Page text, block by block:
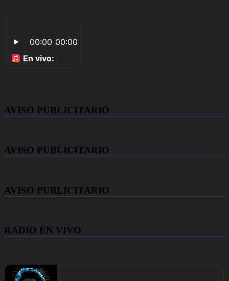
AVISO PUBLICITARIO
AVISO PUBLICITARIO
AVISO PUBLICITARIO
RADIO EN VIVO